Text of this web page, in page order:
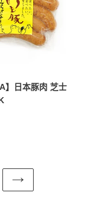
】日本豚肉 芝士
下